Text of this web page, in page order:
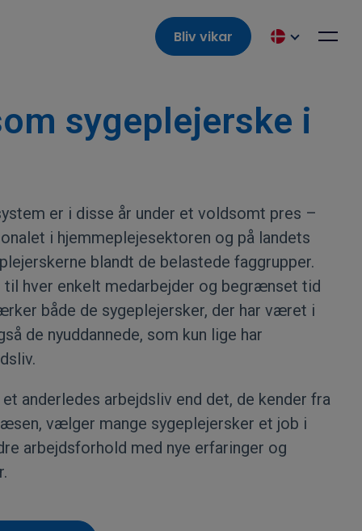
Bliv vikar
sygeplejerske i
er i disse år under et voldsomt pres –
i hjemmeplejesektoren og på landets
blandt de belastede faggrupper.
til hver enkelt medarbejder og begrænset tid
både de sygeplejersker, der har været i
de nyuddannede, som kun lige har
anderledes arbejdsliv end det, de kender fra
vælger mange sygeplejersker et job i
arbejdsforhold med nye erfaringer og